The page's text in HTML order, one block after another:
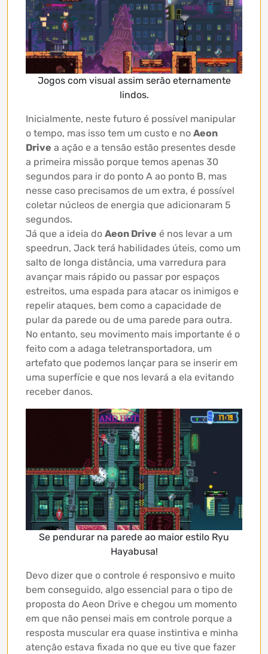
Jogos com visual assim serão eternamente
lindos.
Inicialmente, neste futuro é possível manipular
o tempo, mas isso tem um custo e no Aeon
Drive a ação e a tensão estão presentes desde
a primeira missão porque temos apenas 30
segundos para ir do ponto A ao ponto B, mas
nesse caso precisamos de um extra, é possível
coletar núcleos de energia que adicionaram 5
segundos.
Já que a ideia do Aeon Drive é nos levar a um
speedrun, Jack terá habilidades úteis, como um
salto de longa distância, uma varredura para
avançar mais rápido ou passar por espaços
estreitos, uma espada para atacar os inimigos e
repelir ataques, bem como a capacidade de
pular da parede ou de uma parede para outra.
No entanto, seu movimento mais importante é o
feito com a adaga teletransportadora, um
artefato que podemos lançar para se inserir em
uma superfície e que nos levará a ela evitando
receber danos.
Se pendurar na parede ao maior estilo Ryu
Hayabusa!
Devo dizer que o controle é responsivo e muito
bem conseguido, algo essencial para o tipo de
proposta do Aeon Drive e chegou um momento
em que não pensei mais em controle porque a
resposta muscular era quase instintiva e minha
atenção estava fixada no que eu tive que fazer